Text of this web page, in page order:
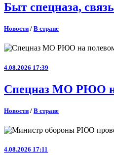
Быт спецназа,
Новости / В стране
4.08.2026 17:39
Спецназ МО РЮО на
Новости / В стране
4.08.2026 17:11